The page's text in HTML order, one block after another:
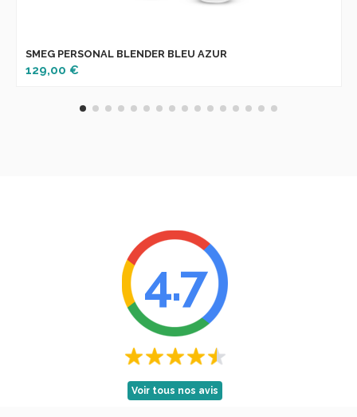
SMEG PERSONAL BLENDER BLEU AZUR
129,00 €
4.7
Voir tous nos avis